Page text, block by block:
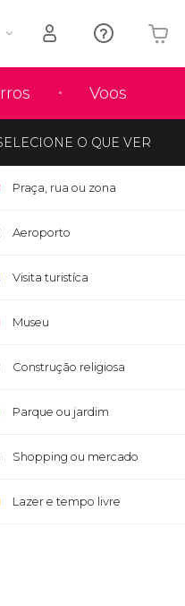
Voos
O QUE VER
Praça, rua ou zona
Aeroporto
Visita turistíca
Museu
Construção religiosa
Parque ou jardim
Shopping ou mercado
Lazer e tempo livre